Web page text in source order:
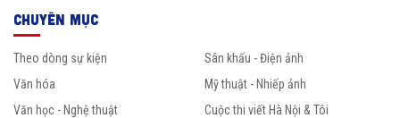
CHUYÊN MỤC
Theo dòng sự kiện
Văn hóa
Văn học - Nghệ thuật
Sân khấu - Điện ảnh
Mỹ thuật - Nhiếp ảnh
Cuộc thi viết Hà Nội & Tôi